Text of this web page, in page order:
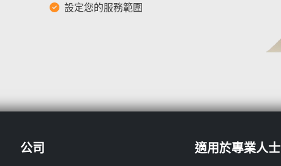
設定您的服務範圍
公司 適用於專業人士